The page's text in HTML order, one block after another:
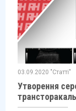
03.09.2020 "Статті"
Утворення